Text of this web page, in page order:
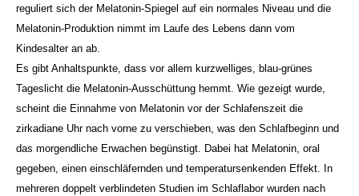
reguliert sich der Melatonin-Spiegel auf ein normales Niveau und die
Melatonin-Produktion nimmt im Laufe des Lebens dann vom
Kindesalter an ab.
Es gibt Anhaltspunkte, dass vor allem kurzwelliges, blau-grünes
Tageslicht die Melatonin-Ausschüttung hemmt. Wie gezeigt wurde,
scheint die Einnahme von Melatonin vor der Schlafenszeit die
zirkadiane Uhr nach vorne zu verschieben, was den Schlafbeginn und
das morgendliche Erwachen begünstigt. Dabei hat Melatonin, oral
gegeben, einen einschläfernden und temperatursenkenden Effekt. In
mehreren doppelt verblindeten Studien im Schlaflabor wurden nach